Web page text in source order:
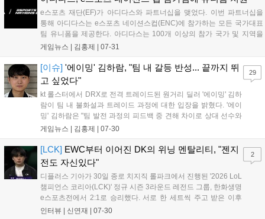
회를 제공할 예정입니다....
e스포츠 재단(EF)가 아디다스와 파트너십을 맺었다. 이번 파트너십을
통해 아디다스는 e스포츠 네이션스컵(ENC)에 참가하는 모든 국가대표
팀 유니폼을 제공한다. 아디다스는 100개 이상의 참가 국가 및 지역을
위해 맞춤형 경기복을 디자인 및 제작하며, 2,000여 명의 선수와 코치를
트레이...
게임뉴스 | 김홍제 07-31
[이슈] '에이밍' 김하람, "팀 내 갈등 반성... 끝까지 뛰
고 싶었다"
kt 롤스터에서 DRX로 전격 트레이드된 원거리 딜러 '에이밍' 김하
람이 팀 내 불화설과 트레이드 과정에 대한 입장을 밝혔다. '에이
밍' 김하람은 "팀 발전 과정의 피드백 중 견해 차이로 상대 선수와
감정적인 언쟁이 오갔고, 이 과정에서 부적절한 언행을 주고받은
을 통해 프로로서 비즈니스적 관계...
게임뉴스 | 김홍제 07-30
29
[LCK] EWC부터 이어진 DK의 위닝 멘탈리티, "젠지
전도 자신있다"
디플러스 기아가 30일 종로 치지직 롤파크에서 진행된 '2026 LoL
챔피언스 코리아(LCK)' 정규 시즌 3라운드 레전드 그룹, 한화생명
e스포츠전에서 2:1로 승리했다. 서로 한 세트씩 주고 받은 이후
마지막 3세트를 불리하게 출발했으나, 7,000 골드 이상의 격차를
인터뷰 | 신연재 07-30
2